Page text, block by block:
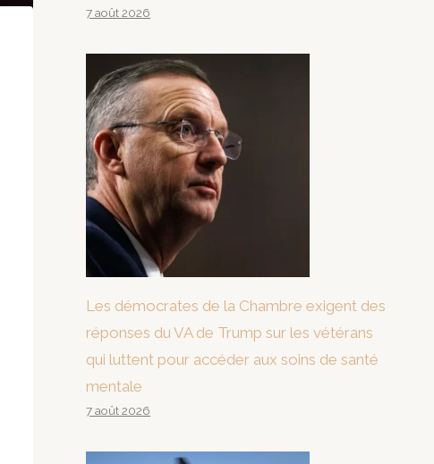
7 août 2026
Les démocrates de la Chambre exigent des
réponses du VA de Trump sur les vétérans
qui luttent pour accéder aux soins de santé
mentale
7 août 2026